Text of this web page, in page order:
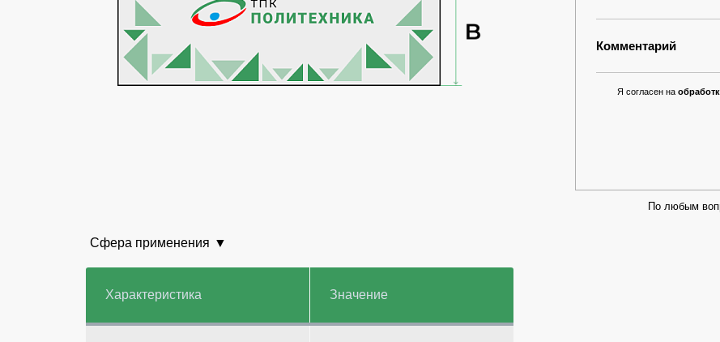
Сфера применения
Характеристика Значение
Комментарий
Я согласен на
По любым